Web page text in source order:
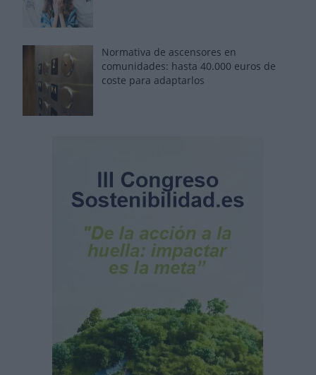
Normativa de ascensores en
comunidades: hasta 40.000 euros de
coste para adaptarlos